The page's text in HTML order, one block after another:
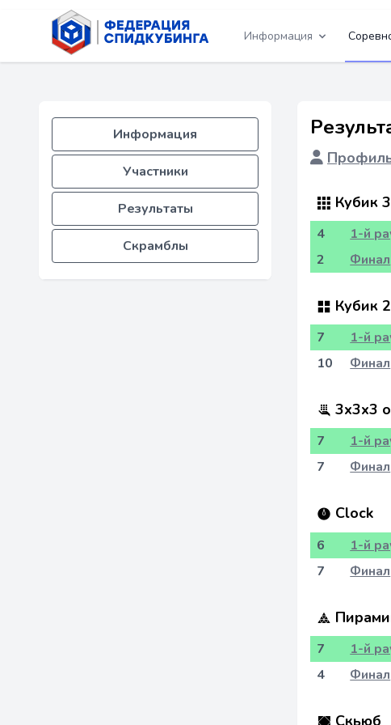
Информация
Информация
Участники
Результаты
Скрамблы
Кубик
4
1-й
2
Финал
Кубик
7
1-й
10
Финал
3x3x3
7
1-й
7
Финал
Clock
6
1-й
7
Финал
7
1-й
4
Финал
Скьюб